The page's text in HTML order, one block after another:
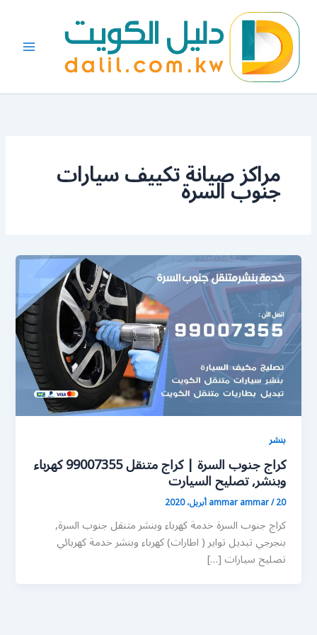
المحتوى
مراكز صيانة تكييف سيارات
جنوب السرة
بنشر
كراج جنوب السرة | كراج متنقل 99007355 كهرباء
وبنشر, تصليح السيارت
ammar ammar/20 أبريل، 2020
كراج جنوب السرة خدمة كهرباء وبنشر متنقل جنوب السرة,
بنجرجي تبديل تواير ( اطارات) كهرباء وبنشر خدمة كهربائي
تصليح سيارات […]